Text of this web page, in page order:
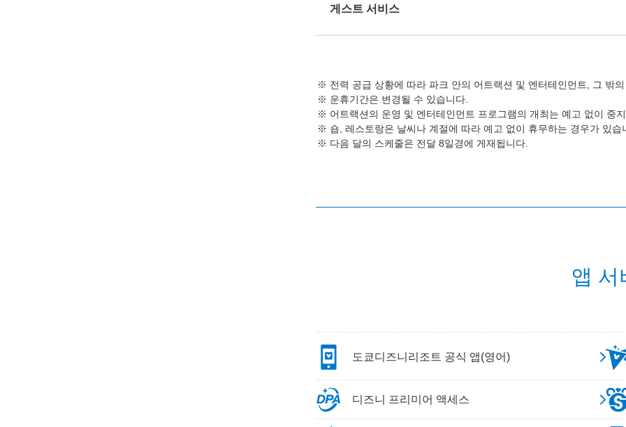
게스트 서비스
전력 공급 상황에 따라 파크 안의 어트랙션 및 엔터테인먼트, 그 밖
운휴기간은 변경될 수 있습니다.
어트랙션의 운영 및 엔터테인먼트 프로그램의 개최는 예고 없이 중
숍, 레스토랑은 날씨나 계절에 따라 예고 없이 휴무하는 경우가 있습
다음 달의 스케줄은 전달 8일경에 게재됩니다.
앱 서
도쿄디즈니리조트 공식 앱(영어)
디즈니 프리미어 액세스